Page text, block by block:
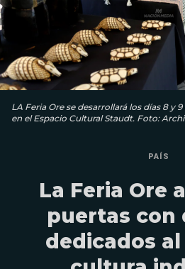
LA Feria Ore se desarrollará los días 8 y
en el Espacio Cultural Staudt. Foto:
PAÍS
La Feria Ore
puertas con
dedicados